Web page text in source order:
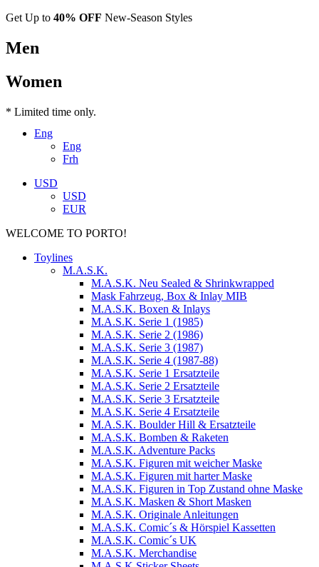
Get Up to 40% OFF New-Season Styles
Men
Women
* Limited time only.
Eng
Eng
Frh
USD
USD
EUR
WELCOME TO PORTO!
Toylines
M.A.S.K.
M.A.S.K. Neu Sealed & Shrinkwrapped
Mask Fahrzeug, Box & Inlay MIB
M.A.S.K. Boxen & Inlays
M.A.S.K. Serie 1 (1985)
M.A.S.K. Serie 2 (1986)
M.A.S.K. Serie 3 (1987)
M.A.S.K. Serie 4 (1987-88)
M.A.S.K. Serie 1 Ersatzteile
M.A.S.K. Serie 2 Ersatzteile
M.A.S.K. Serie 3 Ersatzteile
M.A.S.K. Serie 4 Ersatzteile
M.A.S.K. Boulder Hill & Ersatzteile
M.A.S.K. Bomben & Raketen
M.A.S.K. Adventure Packs
M.A.S.K. Figuren mit weicher Maske
M.A.S.K. Figuren mit harter Maske
M.A.S.K. Figuren in Top Zustand ohne Maske
M.A.S.K. Masken & Short Masken
M.A.S.K. Originale Anleitungen
M.A.S.K. Comic´s & Hörspiel Kassetten
M.A.S.K. Comic´s UK
M.A.S.K. Merchandise